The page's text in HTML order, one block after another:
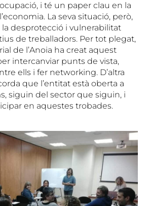
i té un paper clau en la
La seva situació, però,
la desprotecció i vulnerabilitat
de treballadors. Per tot plegat,
de l’Anoia ha creat aquest
intercanviar punts de vista,
ells i fer networking. D’altra
que l’entitat està oberta a
siguin del sector que siguin, i
en aquestes trobades.